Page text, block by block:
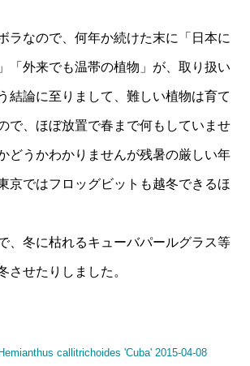
ラなので、何年か続けた末に「日本に
「外来でも温帯の植物」が、取り扱い
結論に至りまして、難しい植物は育て
で、ほぼ放置で春まで何もしていませ
どうかわかりませんが残暑の厳しい年
京ではフロッグビットも越冬できるほ
、冬に枯れるキューバパールグラス等
させたりしました。